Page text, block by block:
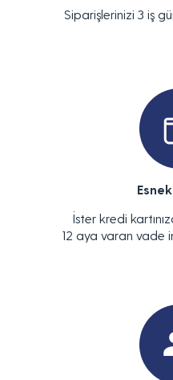
Siparişlerinizi 3 iş
İster kredi
12 aya varan vade